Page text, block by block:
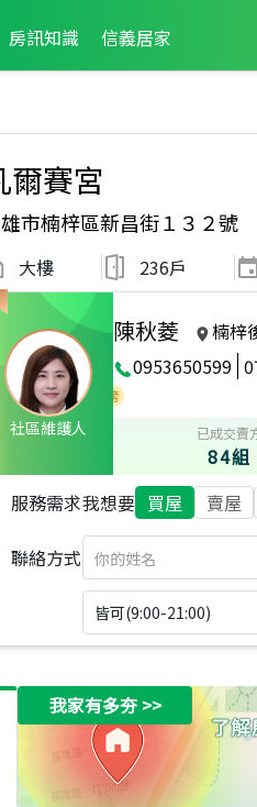
房訊知識 信義居家
爾賽宮
市楠梓區新昌街１３２號
大樓 236戶
社區維護人
陳秋菱
楠梓
0953650599
9月龍虎榜
已成交賣
84組
服務需求我想要 買屋 賣屋
聯絡方式
皆可(9:00-21:00)
我家有多夯>>